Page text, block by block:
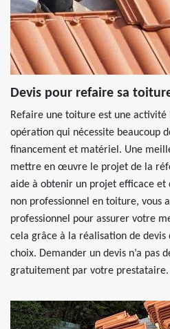
Devis pour refaire sa
Refaire une toiture est une activité
opération qui nécessite beaucoup
financement et matériel. Une
mettre en œuvre le projet de la
aide à obtenir un projet efficace et
non professionnel en toiture, vous
professionnel pour assurer votre
cela grâce à la réalisation de devis
choix. Demander un devis n’a pas
gratuitement par votre prestataire.